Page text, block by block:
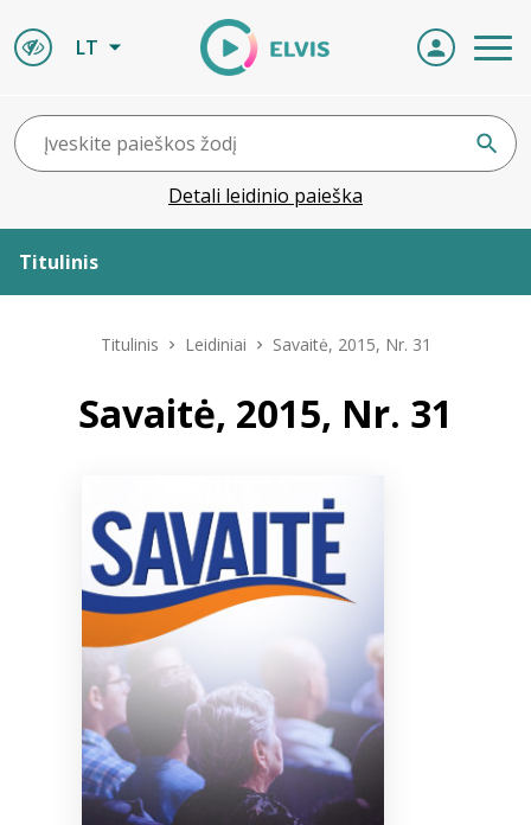
LT
Detali leidinio paieška
Titulinis
Leidiniai
Naujienos
Bibliotekoms
+370 667 80 541
Titulinis Leidiniai Savaitė, 2015, Nr. 31
Savaitė, 2015, Nr. 31